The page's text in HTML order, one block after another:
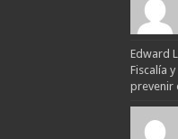
Edward
Fiscalía
prevenir